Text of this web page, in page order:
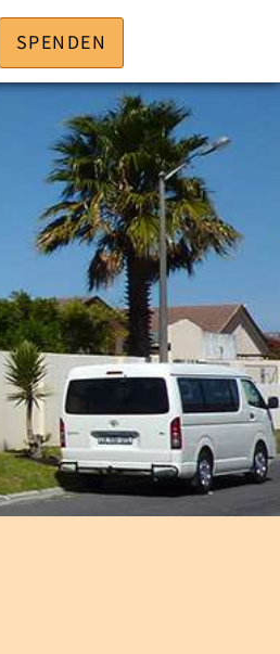
SPENDEN